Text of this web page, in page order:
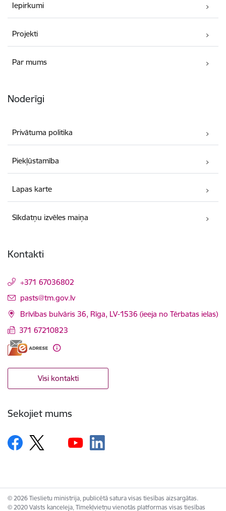
Iepirkumi
Projekti
Par mums
Noderīgi
Privātuma politika
Piekļūstamība
Lapas karte
Sīkdatņu izvēles maiņa
Kontakti
+371 67036802
E-pasts:
pasts@tm.gov.lv
Brīvības bulvāris 36, Rīga, LV-1536 (ieeja no Tērbatas ielas)
371 67210823
Visi kontakti
Sekojiet mums
© 2026 Tieslietu ministrija, publicētā satura visas tiesības aizsargātas.
© 2020 Valsts kanceleja, Tīmekļvietņu vienotās platformas visas tiesības